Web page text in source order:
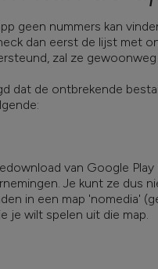
geen nummers kan
dan eerst de lijst met
zal ze
dat de ontbrekende
van Google
Je kunt ze dus
in een map 'nomedia'
je wilt spelen uit die map.